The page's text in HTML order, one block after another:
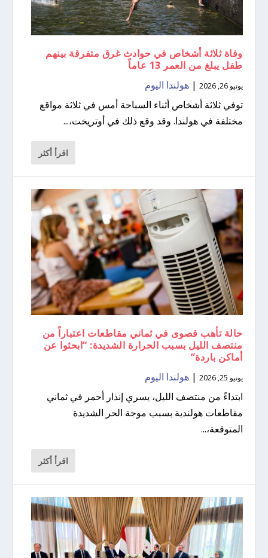
وفاة ثلاثة أشخاص في حوادث غرق متفرقة بينهم
طفل يبلغ من العمر 13 عاماً
يونيو 26, 2026 |هولندا اليوم
توفي ثلاثة أشخاص أثناء السباحة أمس في ثلاثة مواقع
مختلفة في هولندا. وقد وقع ذلك في أوتريخت،...
اقرأ أكثر
حالة تأهب قصوى في ثماني مقاطعات اعتباراً من
منتصف الليل بسبب الحرارة الشديدة: “ابحثوا عن
أماكن باردة”
يونيو 25, 2026 |هولندا اليوم
ابتداءً من منتصف الليل، يسري إنذار أحمر في ثماني
مقاطعات هولندية بسبب موجة الحر الشديدة
المتوقعة،...
اقرأ أكثر